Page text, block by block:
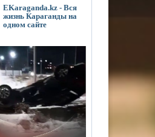
EKaraganda.kz - Вся
жизнь Караганды на
одном сайте